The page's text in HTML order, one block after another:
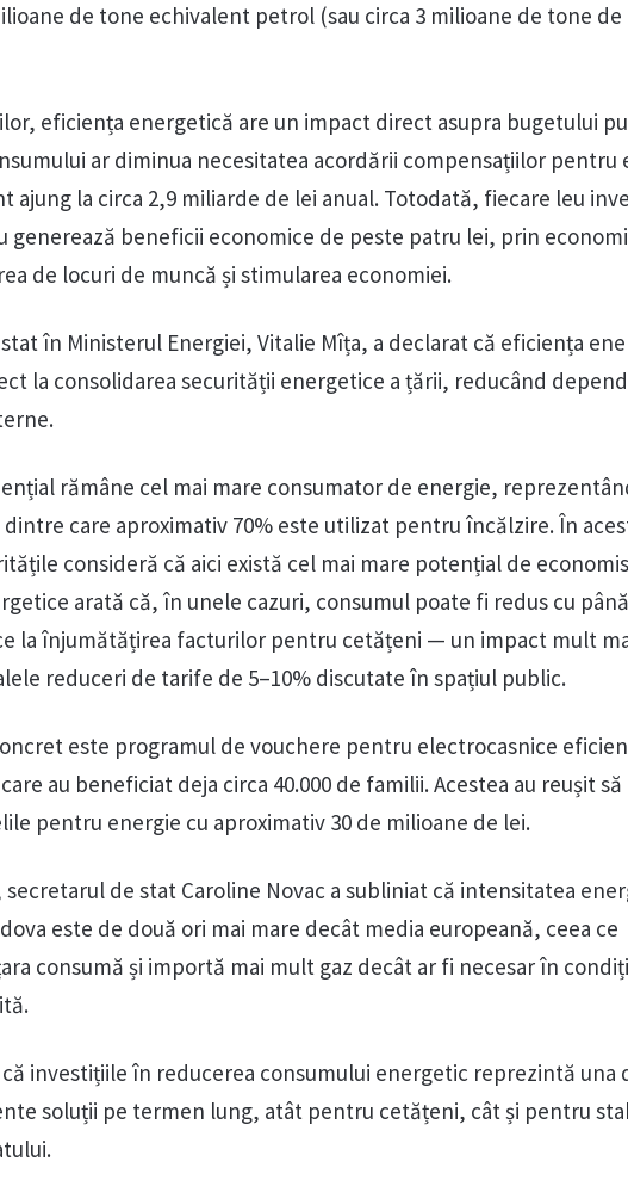
de tone echivalent petrol (sau circa 3 milioane de tone
eficiența energetică are un impact direct asupra bugetului
ar diminua necesitatea acordării compensațiilor pentru
ajung la circa 2,9 miliarde de lei anual. Totodată, fiecare leu
generează beneficii economice de peste patru lei, prin
de locuri de muncă și stimularea economiei.
în Ministerul Energiei, Vitalie Mîța, a declarat că eficiența
la consolidarea securității energetice a țării, reducând
rămâne cel mai mare consumator de energie,
care aproximativ 70% este utilizat pentru încălzire. În
consideră că aici există cel mai mare potențial de
arată că, în unele cazuri, consumul poate fi redus cu
la înjumătățirea facturilor pentru cetățeni — un impact mult
reduceri de tarife de 5–10% discutate în spațiul public.
este programul de vouchere pentru electrocasnice
au beneficiat deja circa 40.000 de familii. Acestea au reușit
pentru energie cu aproximativ 30 de milioane de lei.
secretarul de stat Caroline Novac a subliniat că intensitatea
este de două ori mai mare decât media europeană, ceea ce
consumă și importă mai mult gaz decât ar fi necesar în
investițiile în reducerea consumului energetic reprezintă una
soluții pe termen lung, atât pentru cetățeni, cât și pentru